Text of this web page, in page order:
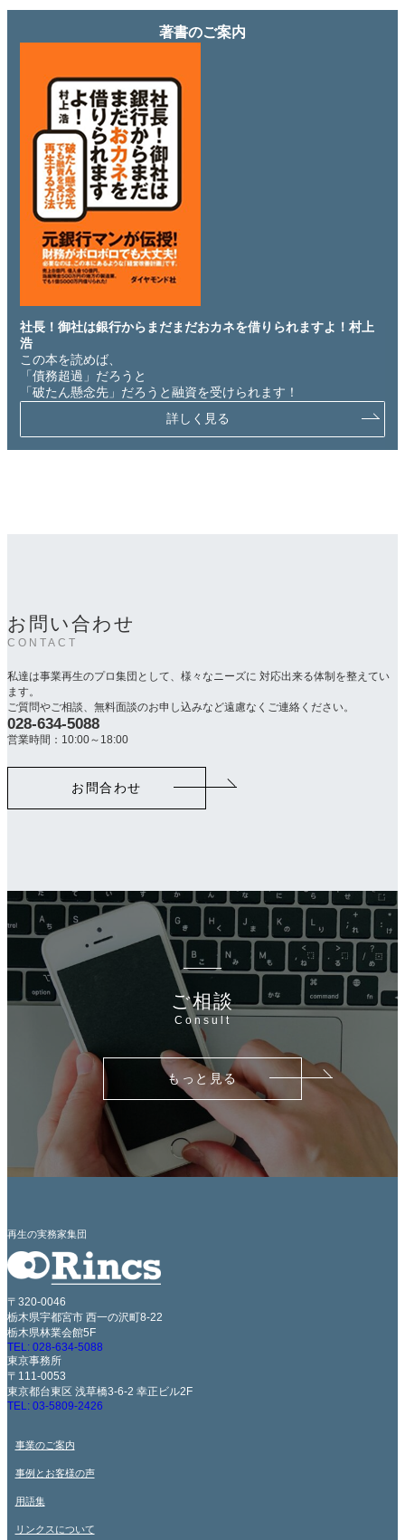
著書のご案内
社長！御社は銀行からまだまだおカネを借りられますよ！村上
浩
この本を読めば、
「債務超過」だろうと
「破たん懸念先」だろうと融資を受けられます！
詳しく見る
お問い合わせ
CONTACT
私達は事業再生のプロ集団として、様々なニーズに 対応出来る体制を整えてい
ます。
ご質問やご相談、無料面談のお申し込みなど遠慮なくご連絡ください。
カ
ラ
ク
028-634-5088
営業時間：10:00～18:00
お問合わせ
ご相談
Consult
もっと見る
再生の実務家集団
〒320-0046
栃木県宇都宮市 西一の沢町8-22
栃木県林業会館5F
TEL: 028-634-5088
東京事務所
〒111-0053
東京都台東区 浅草橋3-6-2 幸正ビル2F
TEL: 03-5809-2426
事業のご案内
事例とお客様の声
用語集
リンクスについて